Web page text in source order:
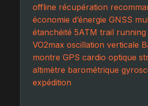
offline récupération
économie d’énergie GNSS
étanchéité 5ATM trail running
VO2max oscillation verticale
montre GPS cardio optique
altimètre barométrique
expédition